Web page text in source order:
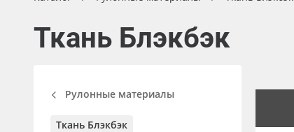
Рулонные материалы
Ткань Блэкбэк
Рулонные материалы
Ткань Блэкбэк